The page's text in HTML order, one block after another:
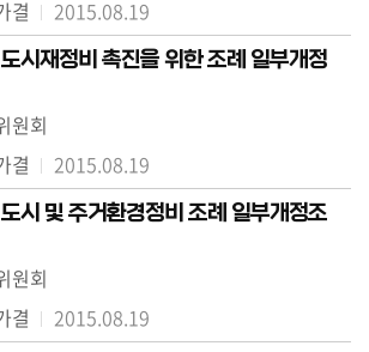
결 2015.08.19
시재정비 촉진을 위한 조례 일부개정
원회
결 2015.08.19
시 및 주거환경정비 조례 일부개정조
원회
결 2015.08.19